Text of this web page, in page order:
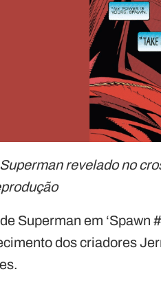
revelado no
Superman em
dos criadores